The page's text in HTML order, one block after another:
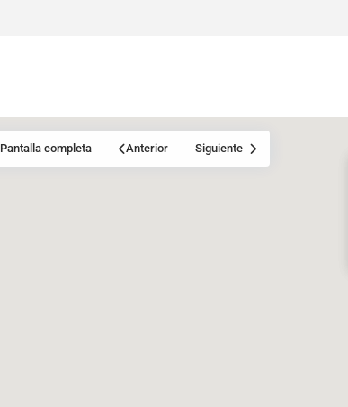
Pantalla completa Anterior Siguiente